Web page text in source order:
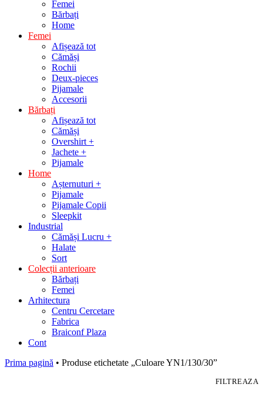
Femei
Bărbați
Home
Femei
Afișează tot
Cămăși
Rochii
Deux-pieces
Pijamale
Accesorii
Bărbați
Afișează tot
Cămăși
Overshirt +
Jachete +
Pijamale
Home
Așternuturi +
Pijamale
Pijamale Copii
Sleepkit
Industrial
Cămăși Lucru +
Halate
Sort
Colecții anterioare
Bărbați
Femei
Arhitectura
Centru Cercetare
Fabrica
Braiconf Plaza
Cont
Prima pagină • Produse etichetate „Culoare YN1/130/30”
FILTREAZA